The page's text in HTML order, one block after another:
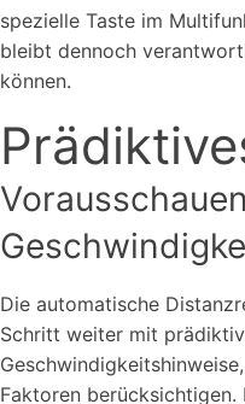
spezielle Taste im
bleibt dennoch
können.
Die automatische
Schritt weiter mit
Faktoren berücksichtigen.